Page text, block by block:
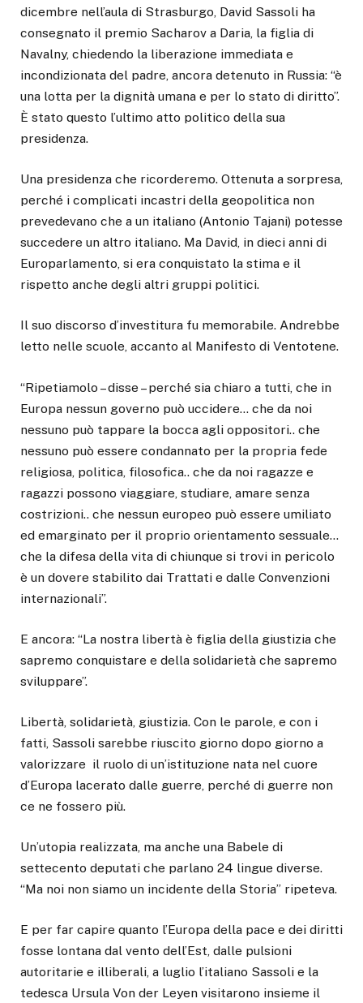
dicembre nell’aula di Strasburgo, David Sassoli ha
consegnato il premio Sacharov a Daria, la figlia di
Navalny, chiedendo la liberazione immediata e
incondizionata del padre, ancora detenuto in Russia: “è
una lotta per la dignità umana e per lo stato di diritto”.
È stato questo l’ultimo atto politico della sua
presidenza.
Una presidenza che ricorderemo. Ottenuta a sorpresa,
perché i complicati incastri della geopolitica non
prevedevano che a un italiano (Antonio Tajani) potesse
succedere un altro italiano. Ma David, in dieci anni di
Europarlamento, si era conquistato la stima e il
rispetto anche degli altri gruppi politici.
Il suo discorso d’investitura fu memorabile. Andrebbe
letto nelle scuole, accanto al Manifesto di Ventotene.
“Ripetiamolo – disse – perché sia chiaro a tutti, che in
Europa nessun governo può uccidere… che da noi
nessuno può tappare la bocca agli oppositori.. che
nessuno può essere condannato per la propria fede
religiosa, politica, filosofica.. che da noi ragazze e
ragazzi possono viaggiare, studiare, amare senza
costrizioni.. che nessun europeo può essere umiliato
ed emarginato per il proprio orientamento sessuale…
che la difesa della vita di chiunque si trovi in pericolo
è un dovere stabilito dai Trattati e dalle Convenzioni
internazionali”.
E ancora: “La nostra libertà è figlia della giustizia che
sapremo conquistare e della solidarietà che sapremo
sviluppare”.
Libertà, solidarietà, giustizia. Con le parole, e con i
fatti, Sassoli sarebbe riuscito giorno dopo giorno a
valorizzare il ruolo di un’istituzione nata nel cuore
d’Europa lacerato dalle guerre, perché di guerre non
ce ne fossero più.
Un’utopia realizzata, ma anche una Babele di
settecento deputati che parlano 24 lingue diverse.
“Ma noi non siamo un incidente della Storia” ripeteva.
E per far capire quanto l’Europa della pace e dei diritti
fosse lontana dal vento dell’Est, dalle pulsioni
autoritarie e illiberali, a luglio l’italiano Sassoli e la
tedesca Ursula Von der Leyen visitarono insieme il